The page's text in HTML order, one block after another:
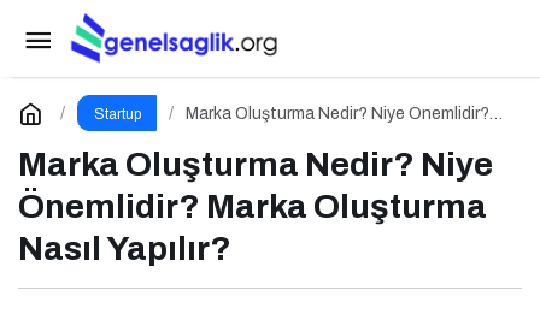
Startup
Marka Oluşturma Nedir? Niye Önemlidir?
Marka Oluşturma Nedir? Niye
Önemlidir? Marka Oluşturma
Nasıl Yapılır?
E-İhracat Yönetimi Nedir? Niye Önemlidir?
Nasıl Yapılır?
Yorum Yap